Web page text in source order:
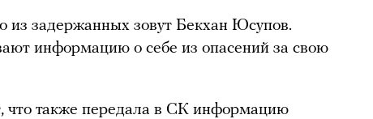
из задержанных зовут Бекхан Юсупов.
информацию о себе из опасений за свою
что также передала в СК информацию